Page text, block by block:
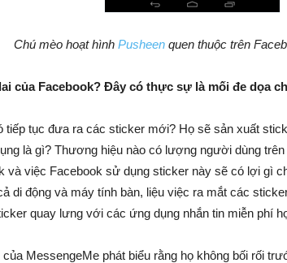
Chú mèo hoạt hình Pusheen quen thuộc trên
của Facebook? Đây có thực sự là mối đe dọa
tiếp tục đưa ra các sticker mới? Họ sẽ sản xuất
là gì? Thương hiệu nào có lượng người dùng
và việc Facebook sử dụng sticker này sẽ có lợi gì
di động và máy tính bàn, liệu việc ra mắt các
quay lưng với các ứng dụng nhắn tin miễn phí
MessengeMe phát biểu rằng họ không bối rối